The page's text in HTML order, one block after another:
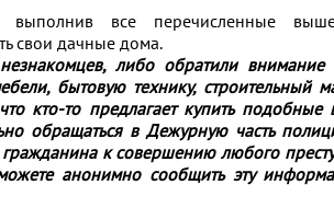
все перечисленные
свои дачные дома.
либо обратили
бытовую технику, строительный
кто-то предлагает купить подобные
обращаться в Дежурную часть
к совершению любого
анонимно сообщить эту